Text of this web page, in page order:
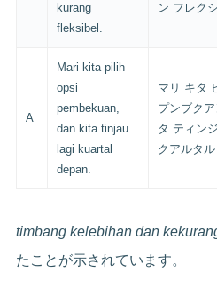
kurang
fleksibel.
ン フレク
A
Mari kita pilih
opsi
pembekuan,
dan kita tinjau
lagi kuartal
depan.
マリ キタ
プンブク
タ ティン
クアルタ
timbang kelebihan dan
たことが示されています。